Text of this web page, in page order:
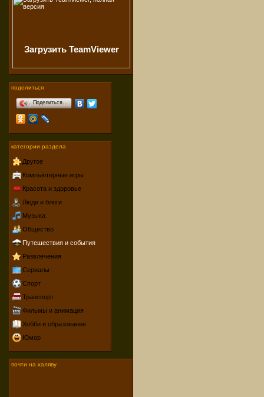
Загрузить TeamViewer
поделиться
Поделиться…
категории раздела
Другое
Компьютерные игры
Красота и здоровье
Люди и блоги
Музыка
Общество
Путешествия и события
Развлечения
Сериалы
Спорт
Транспорт
Фильмы и анимация
Хобби и образование
Юмор
почти на халяву